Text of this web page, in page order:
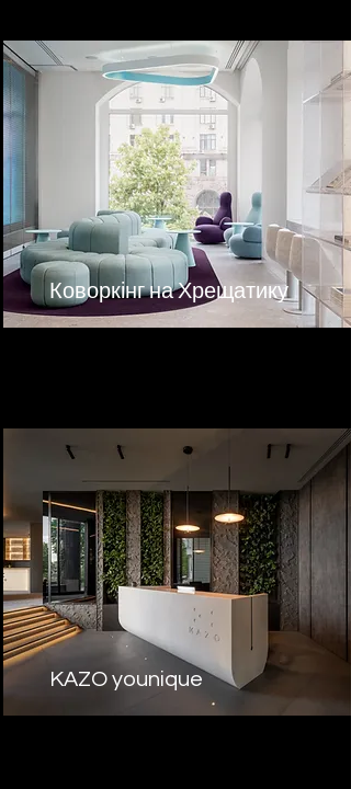
Коворкінг на Хрещатику
KAZO younique